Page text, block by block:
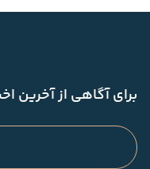
برای آگاهی از آخرین